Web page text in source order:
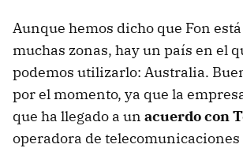
Aunque hemos dicho que Fon
muchas zonas, hay un país en el
podemos utilizarlo: Australia.
por el momento, ya que la
que ha llegado a un acuerdo con
operadora de